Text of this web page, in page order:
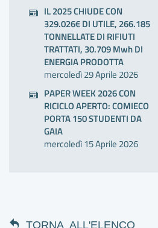
IL 2025 CHIUDE CON
329.026€ DI UTILE, 266.185
TONNELLATE DI RIFIUTI
TRATTATI, 30.709 Mwh DI
ENERGIA PRODOTTA
mercoledì 29 Aprile 2026
PAPER WEEK 2026 CON
RICICLO APERTO: COMIECO
PORTA 150 STUDENTI DA
GAIA
mercoledì 15 Aprile 2026
TORNA ALL'ELENCO